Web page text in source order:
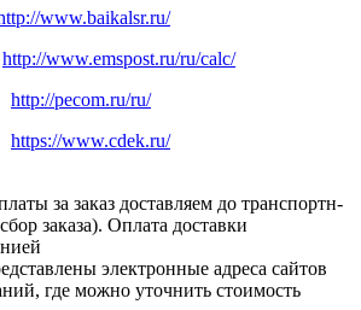
www.baikalsr.ru/
http://www.emspost.ru/ru/calc/
http://pecom.ru/ru/
https://www.cdek.ru/
за заказ доставляем­ до транспортн­
заказа). Оплата доставки
электронные адреса сайтов
где можно уточнить стоимость